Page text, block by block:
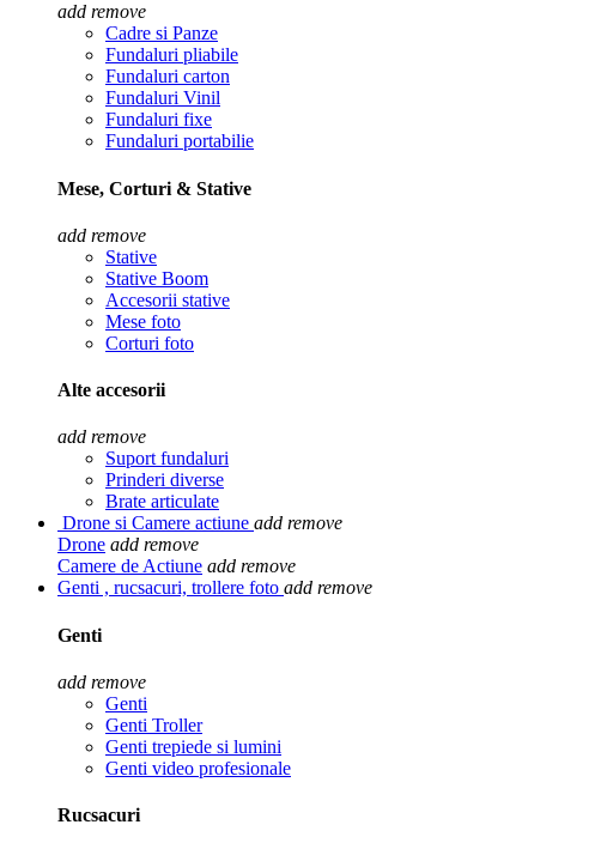
add remove
Cadre si Panze
Fundaluri pliabile
Fundaluri carton
Fundaluri Vinil
Fundaluri fixe
Fundaluri portabilie
Mese, Corturi & Stative
add remove
Stative
Stative Boom
Accesorii stative
Mese foto
Corturi foto
Alte accesorii
add remove
Suport fundaluri
Prinderi diverse
Brate articulate
Drone si Camere actiune add remove
Drone add remove
Camere de Actiune add remove
Genti , rucsacuri, trollere foto add remove
Genti
add remove
Genti
Genti Troller
Genti trepiede si lumini
Genti video profesionale
Rucsacuri